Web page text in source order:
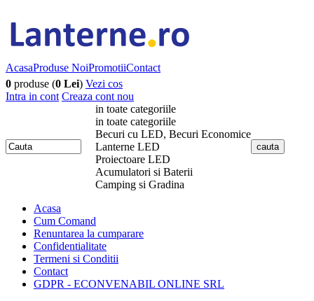
AcasaProduse NoiPromotiiContact
0 produse (0 Lei) Vezi cos
Intra in cont Creaza cont nou
in toate categoriile
in toate categoriile
Becuri cu LED, Becuri Economice
Lanterne LED
Proiectoare LED
Acumulatori si Baterii
Camping si Gradina
Acasa
Cum Comand
Renuntarea la cumparare
Confidentialitate
Termeni si Conditii
Contact
GDPR - ECONVENABIL ONLINE SRL